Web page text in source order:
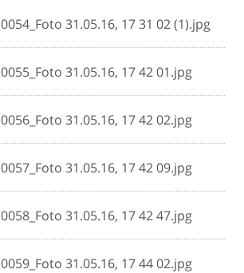
0054_Foto 31.05.16, 17 31 02 (1).jpg
0055_Foto 31.05.16, 17 42 01.jpg
0056_Foto 31.05.16, 17 42 02.jpg
0057_Foto 31.05.16, 17 42 09.jpg
0058_Foto 31.05.16, 17 42 47.jpg
0059_Foto 31.05.16, 17 44 02.jpg